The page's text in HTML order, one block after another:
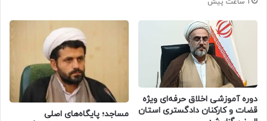
دوره آموزشی اخلاق حرفه‌ای ویژه
قضات و کارکنان دادگستری استان
​مساجد؛ پایگاه‌های اصلی